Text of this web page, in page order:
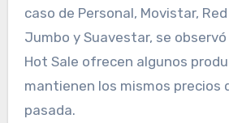
caso de Personal, Movistar,
Jumbo y Suavestar, se
Hot Sale ofrecen algunos
mantienen los mismos precios
pasada.